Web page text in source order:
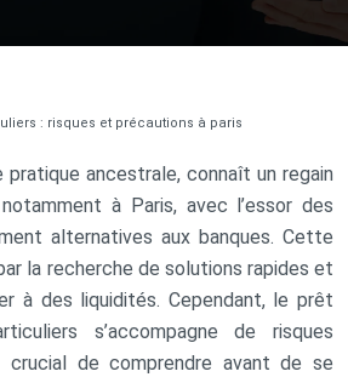
: risques et précautions à paris
pratique ancestrale, connaît un regain
à Paris, avec l’essor des
alternatives aux banques. Cette
la recherche de solutions rapides et
à des liquidités. Cependant, le prêt
s’accompagne de risques
crucial de comprendre avant de se